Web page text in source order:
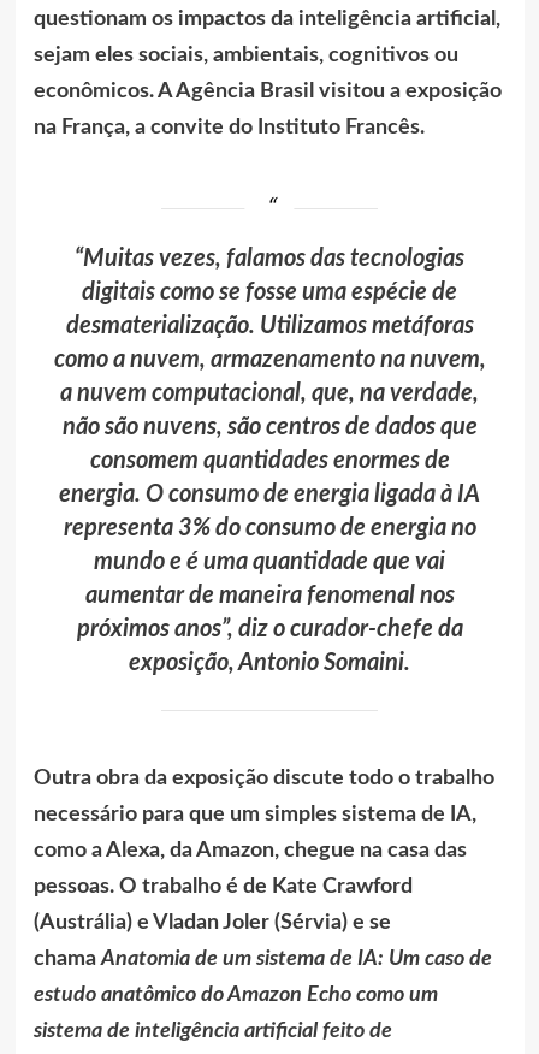
questionam os impactos da inteligência artificial,
sejam eles sociais, ambientais, cognitivos ou
econômicos. A Agência Brasil visitou a exposição
na França, a convite do Instituto Francês.
“Muitas vezes, falamos das tecnologias
digitais como se fosse uma espécie de
desmaterialização. Utilizamos metáforas
como a nuvem, armazenamento na nuvem,
a nuvem computacional, que, na verdade,
não são nuvens, são centros de dados que
consomem quantidades enormes de
energia. O consumo de energia ligada à IA
representa 3% do consumo de energia no
mundo e é uma quantidade que vai
aumentar de maneira fenomenal nos
próximos anos”, diz o curador-chefe da
exposição, Antonio Somaini.
Outra obra da exposição discute todo o trabalho
necessário para que um simples sistema de IA,
como a Alexa, da Amazon, chegue na casa das
pessoas. O trabalho é de Kate Crawford
(Austrália) e Vladan Joler (Sérvia) e se
chamaAnatomia de um sistema de IA: Um caso de
estudo anatômico do Amazon Echo como um
sistema de inteligência artificial feito de